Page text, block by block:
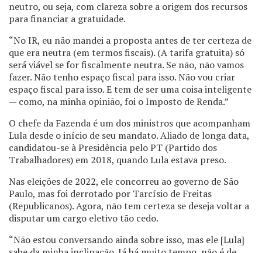
neutro, ou seja, com clareza sobre a origem dos recursos
para financiar a gratuidade.
“No IR, eu não mandei a proposta antes de ter certeza de
que era neutra (em termos fiscais). (A tarifa gratuita) só
será viável se for fiscalmente neutra. Se não, não vamos
fazer. Não tenho espaço fiscal para isso. Não vou criar
espaço fiscal para isso. E tem de ser uma coisa inteligente
— como, na minha opinião, foi o Imposto de Renda.”
O chefe da Fazenda é um dos ministros que acompanham
Lula desde o início de seu mandato. Aliado de longa data,
candidatou-se à Presidência pelo PT (Partido dos
Trabalhadores) em 2018, quando Lula estava preso.
Nas eleições de 2022, ele concorreu ao governo de São
Paulo, mas foi derrotado por Tarcísio de Freitas
(Republicanos). Agora, não tem certeza se deseja voltar a
disputar um cargo eletivo tão cedo.
“Não estou conversando ainda sobre isso, mas ele [Lula]